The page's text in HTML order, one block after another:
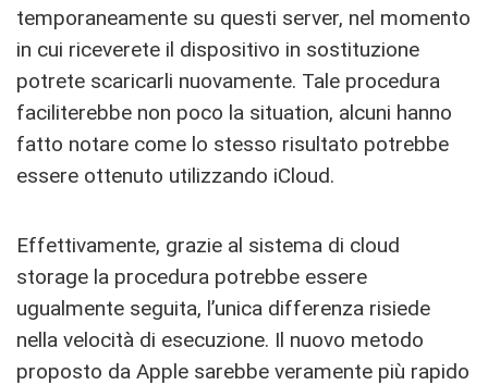
temporaneamente su questi server, nel momento
in cui riceverete il dispositivo in sostituzione
potrete scaricarli nuovamente. Tale procedura
faciliterebbe non poco la situation, alcuni hanno
fatto notare come lo stesso risultato potrebbe
essere ottenuto utilizzando iCloud.
Effettivamente, grazie al sistema di cloud
storage la procedura potrebbe essere
ugualmente seguita, l’unica differenza risiede
nella velocità di esecuzione. Il nuovo metodo
proposto da Apple sarebbe veramente più rapido